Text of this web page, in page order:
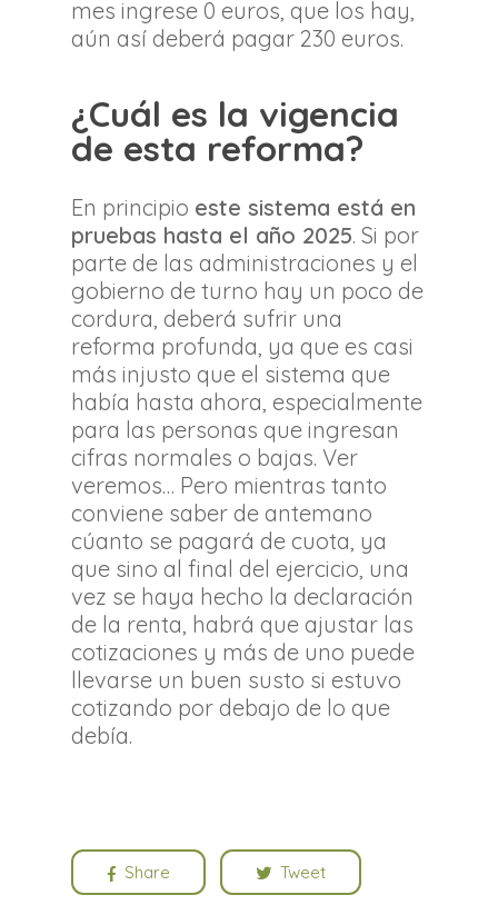
mes ingrese 0 euros, que los hay,
aún así deberá pagar 230 euros.
¿Cuál es la vigencia
de esta reforma?
En principio este sistema está en
pruebas hasta el año 2025. Si por
parte de las administraciones y el
gobierno de turno hay un poco de
cordura, deberá sufrir una
reforma profunda, ya que es casi
más injusto que el sistema que
había hasta ahora, especialmente
para las personas que ingresan
cifras normales o bajas. Ver
veremos… Pero mientras tanto
conviene saber de antemano
cúanto se pagará de cuota, ya
que sino al final del ejercicio, una
vez se haya hecho la declaración
de la renta, habrá que ajustar las
cotizaciones y más de uno puede
llevarse un buen susto si estuvo
cotizando por debajo de lo que
debía.
Share Tweet